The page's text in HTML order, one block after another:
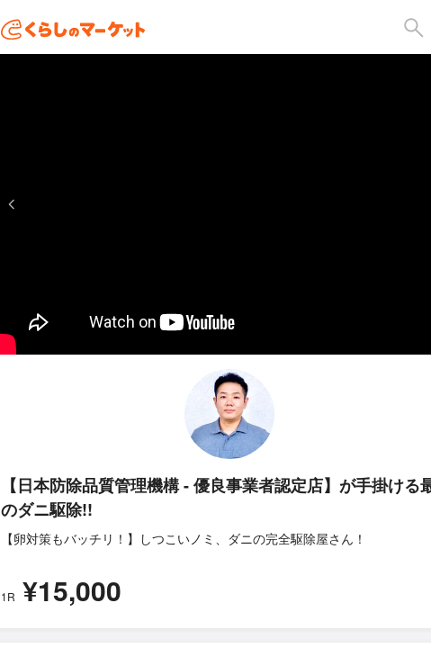
【日本防除品質管理機構 - 優良事業者認定店】が手掛ける
のダニ駆除!!
【卵対策もバッチリ！】しつこいノミ、ダニの完全駆除屋さん！
1R ¥15,000